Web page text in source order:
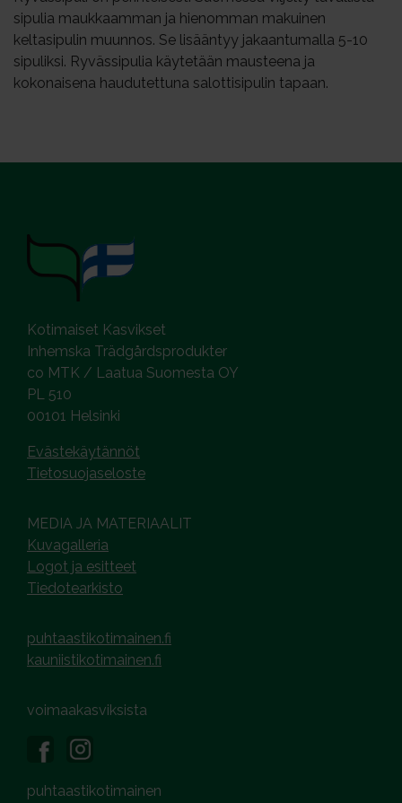
sipulia maukkaamman ja hienomman makuinen
keltasipulin muunnos. Se lisääntyy jakaantumalla 5-10
sipuliksi. Ryvässipulia käytetään mausteena ja
kokonaisena haudutettuna salottisipulin tapaan.
Kotimaiset Kasvikset
Inhemska Trädgårdsprodukter
co MTK / Laatua Suomesta OY
PL 510
00101 Helsinki
Evästekäytännöt
Tietosuojaseloste
MEDIA JA MATERIAALIT
Kuvagalleria
Logot ja esitteet
Tiedotearkisto
puhtaastikotimainen.fi
kauniistikotimainen.fi
voimaakasviksista
puhtaastikotimainen